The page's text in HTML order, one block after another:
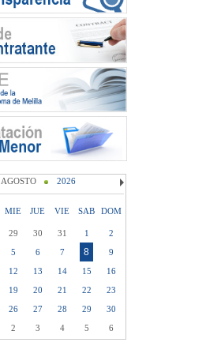
AGOSTO 2026
MIE JUE VIE SAB DOM
29 30 31 1
2
5 6 7 8
9
12 13 14 15
16
19 20 21 22
23
26 27 28 29
30
2 3 4 5 6